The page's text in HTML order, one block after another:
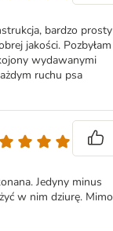
bardzo prosty
jakości. Pozbyłam
wydawanymi
ruchu psa
Jedyny minus
w nim dziurę. Mimo